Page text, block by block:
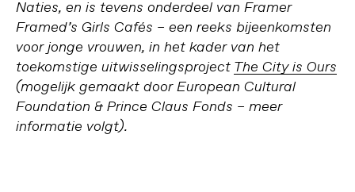
Naties, en is tevens onderdeel van Framer
Framed’s Girls Cafés – een reeks bijeenkomsten
voor jonge vrouwen, in het kader van het
toekomstige uitwisselingsproject The City is Ours
(mogelijk gemaakt door European Cultural
Foundation & Prince Claus Fonds – meer
informatie volgt).